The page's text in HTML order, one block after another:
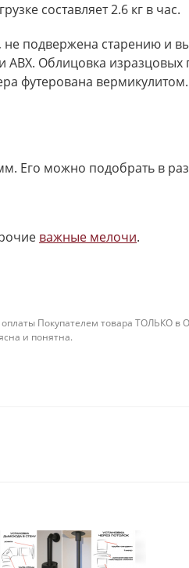
составляет 2.6 кг в час.
подвержена старению
Облицовка
футерована
Его можно подобрать в
важные мелочи.
Покупателем товара ТОЛЬКО
и понятна.